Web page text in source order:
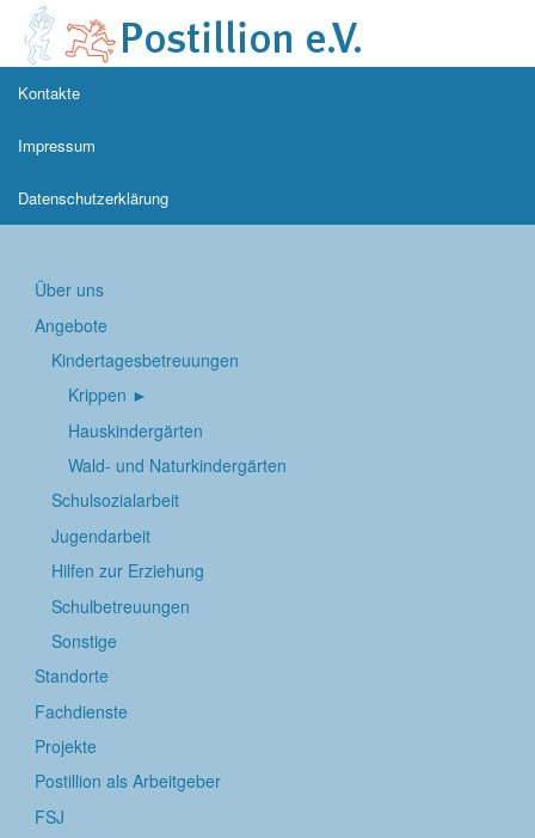
Kontakte
Impressum
Datenschutzerklärung
Über uns
Angebote
Kindertages­betreuungen
Krippen
Hauskindergärten
Wald- und Naturkindergärten
Schul­sozialarbeit
Jugend­arbeit
Hilfen zur Erziehung
Schulbetreuungen
Sonstige
Standorte
Fachdienste
Projekte
Postillion als Arbeitgeber
FSJ